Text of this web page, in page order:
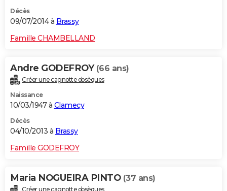
Décès
09/07/2014 à Brassy
Famille CHAMBELLAND
Andre GODEFROY (66 ans)
Créer une cagnotte obsèques
Naissance
10/03/1947 à Clamecy
Décès
04/10/2013 à Brassy
Famille GODEFROY
Maria NOGUEIRA PINTO (37 ans)
Créer une cagnotte obsèques